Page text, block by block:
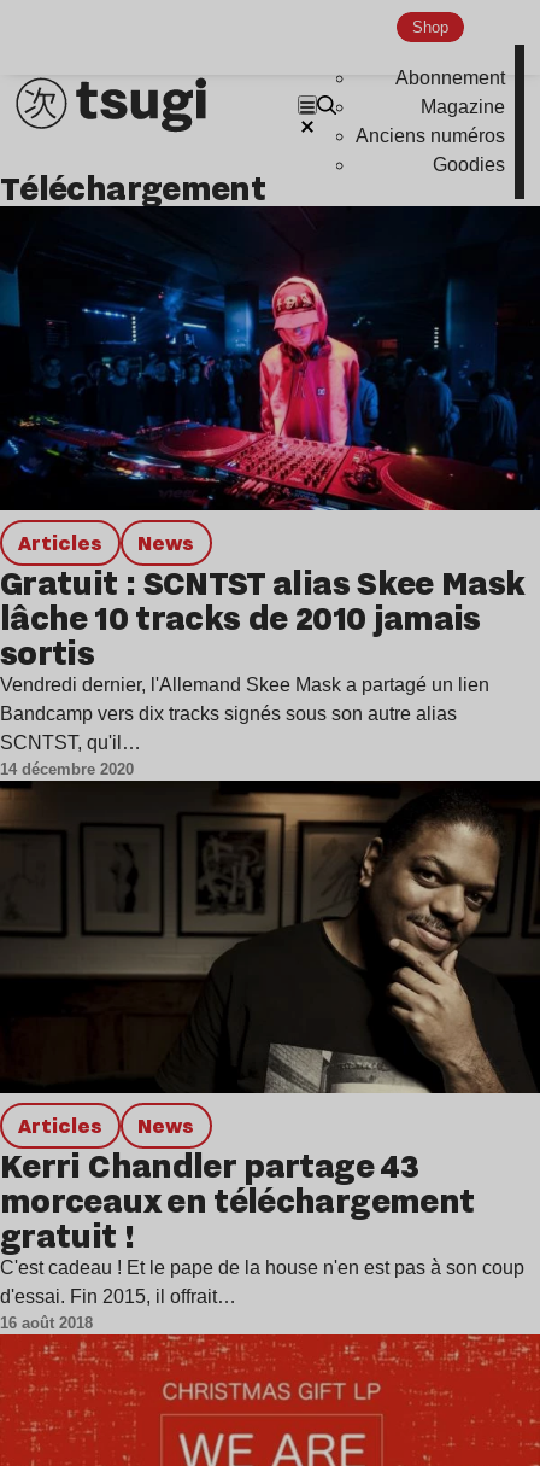
Shop
Abonnement
Magazine
Anciens numéros
Goodies
téléchargement
Articles news
Gratuit : SCNTST alias Skee Mask
lâche 10 tracks de 2010 jamais
sortis
Vendredi dernier, l'Allemand Skee Mask a partagé un lien
Bandcamp vers dix tracks signés sous son autre alias
SCNTST, qu'il…
14 décembre 2020
Articles news
Kerri Chandler partage 43
morceaux en téléchargement
gratuit !
C'est cadeau ! Et le pape de la house n'en est pas à son coup
d'essai. Fin 2015, il offrait…
16 août 2018